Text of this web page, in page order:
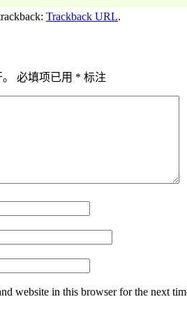
Trackback URL.
必填项已用 * 标注
website in this browser for the next